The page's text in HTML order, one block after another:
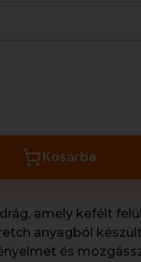
Kosárba
amely kefélt
anyagból
és